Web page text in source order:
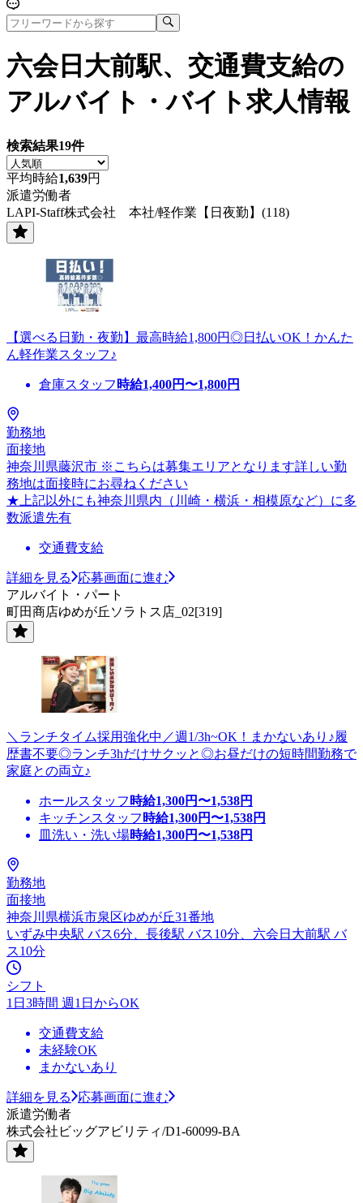
六会日大前駅、交通費支給の
アルバイト・バイト求人情報
検索結果19件
平均時給1,639円
派遣労働者
LAPI-Staff株式会社 本社/軽作業【日夜勤】(118)
【選べる日勤・夜勤】最高時給1,800円◎日払いOK！かんた
ん軽作業スタッフ♪
倉庫スタッフ 時給1,400円〜1,800円
勤務地
面接地
神奈川県藤沢市 ※こちらは募集エリアとなります詳しい勤
務地は面接時にお尋ねください
★上記以外にも神奈川県内（川崎・横浜・相模原など）に多
数派遣先有
交通費支給
詳細を見る
応募画面に進む
アルバイト・パート
町田商店ゆめが丘ソラトス店_02[319]
＼ランチタイム採用強化中／週1/3h~OK！まかないあり♪履
歴書不要◎ランチ3hだけサクッと◎お昼だけの短時間勤務で
家庭との両立♪
ホールスタッフ 時給1,300円〜1,538円
キッチンスタッフ 時給1,300円〜1,538円
皿洗い・洗い場時給1,300円〜1,538円
勤務地
面接地
神奈川県横浜市泉区ゆめが丘31番地
いずみ中央駅 バス6分、長後駅 バス10分、六会日大前駅 バ
ス10分
シフト
1日3時間 週1日からOK
交通費支給
未経験OK
まかないあり
詳細を見る
応募画面に進む
派遣労働者
株式会社ビッグアビリティ/D1-60099-BA